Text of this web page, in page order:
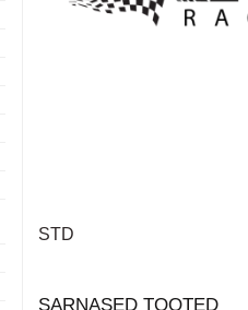
STD
SARNASED TOOTED